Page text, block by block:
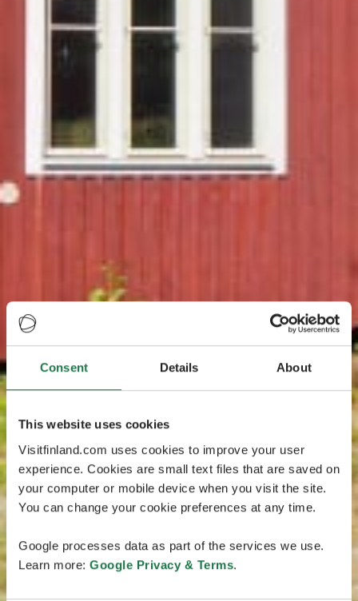
Consent Details About
This website uses cookies
Visitfinland.com uses cookies to improve your user
experience. Cookies are small text files that are saved on
your computer or mobile device when you visit the site.
You can change your cookie preferences at any time.
Google processes data as part of the services we use.
Learn more: Google Privacy & Terms.